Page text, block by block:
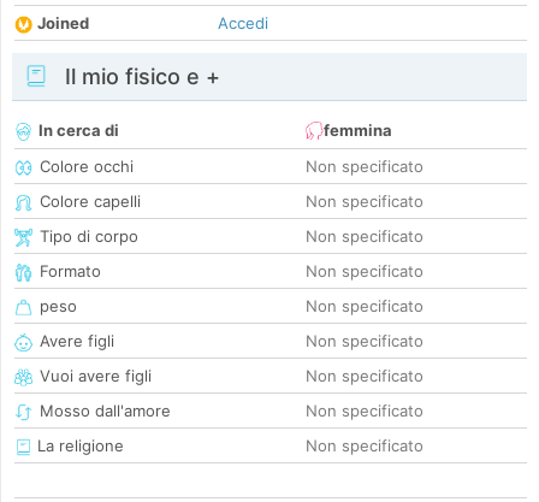
Joined
Accedi
Il mio fisico e +
In cerca di
femmina
Colore occhi
Non specificato
Colore capelli
Non specificato
Tipo di corpo
Non specificato
Formato
Non specificato
peso
Non specificato
Avere figli
Non specificato
Vuoi avere figli
Non specificato
Mosso dall'amore
Non specificato
La religione
Non specificato